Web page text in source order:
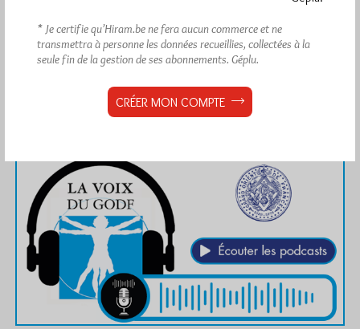
* Je certifie qu’Hiram.be ne fera aucun commerce et ne
transmettra à personne les données recueillies, collectées à la
seule fin de la gestion de ses abonnements. Géplu.
CRÉER MON COMPTE